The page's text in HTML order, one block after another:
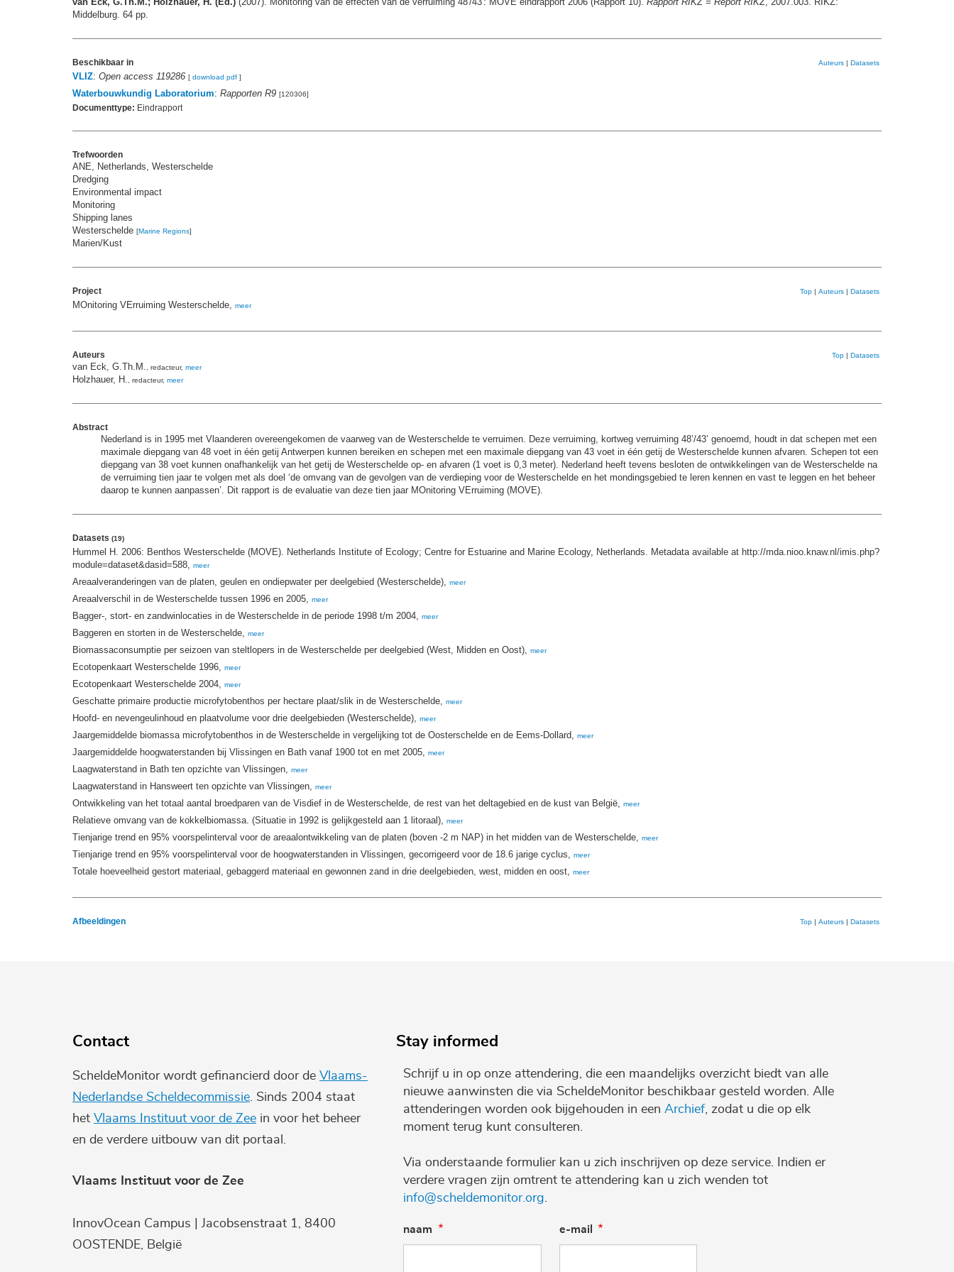
Middelburg. 64 pp.
Beschikbaar in Auteurs | Datasets
VLIZ: Open access 119286 [ download pdf ]
Waterbouwkundig Laboratorium: Rapporten R9 [120306]
Documenttype: Eindrapport
Trefwoorden
ANE, Netherlands, Westerschelde
Dredging
Environmental impact
Monitoring
Shipping lanes
Westerschelde [Marine Regions]
Marien/Kust
Project Top | Auteurs | Datasets
MOnitoring VErruiming Westerschelde, meer
Auteurs Top | Datasets
van Eck, G.Th.M., redacteur, meer
Holzhauer, H., redacteur, meer
Abstract
Nederland is in 1995 met Vlaanderen overeengekomen de vaarweg van de Westerschelde te verruimen. Deze verruiming, kortweg verruiming 48’/43’ genoemd, houdt in dat schepen met een
maximale diepgang van 48 voet in één getij Antwerpen kunnen bereiken en schepen met een maximale diepgang van 43 voet in één getij de Westerschelde kunnen afvaren. Schepen tot een
diepgang van 38 voet kunnen onafhankelijk van het getij de Westerschelde op- en afvaren (1 voet is 0,3 meter). Nederland heeft tevens besloten de ontwikkelingen van de Westerschelde na
de verruiming tien jaar te volgen met als doel ‘de omvang van de gevolgen van de verdieping voor de Westerschelde en het mondingsgebied te leren kennen en vast te leggen en het beheer
daarop te kunnen aanpassen’. Dit rapport is de evaluatie van deze tien jaar MOnitoring VErruiming (MOVE).
Datasets (19)
Hummel H. 2006: Benthos Westerschelde (MOVE). Netherlands Institute of Ecology; Centre for Estuarine and Marine Ecology, Netherlands. Metadata available at http://mda.nioo.knaw.nl/imis.php?
module=dataset&dasid=588, meer
Areaalveranderingen van de platen, geulen en ondiepwater per deelgebied (Westerschelde), meer
Areaalverschil in de Westerschelde tussen 1996 en 2005, meer
Bagger-, stort- en zandwinlocaties in de Westerschelde in de periode 1998 t/m 2004, meer
Baggeren en storten in de Westerschelde, meer
Biomassaconsumptie per seizoen van steltlopers in de Westerschelde per deelgebied (West, Midden en Oost), meer
Ecotopenkaart Westerschelde 1996, meer
Ecotopenkaart Westerschelde 2004, meer
Geschatte primaire productie microfytobenthos per hectare plaat/slik in de Westerschelde, meer
Hoofd- en nevengeulinhoud en plaatvolume voor drie deelgebieden (Westerschelde), meer
Jaargemiddelde biomassa microfytobenthos in de Westerschelde in vergelijking tot de Oosterschelde en de Eems-Dollard, meer
Jaargemiddelde hoogwaterstanden bij Vlissingen en Bath vanaf 1900 tot en met 2005, meer
Laagwaterstand in Bath ten opzichte van Vlissingen, meer
Laagwaterstand in Hansweert ten opzichte van Vlissingen, meer
Ontwikkeling van het totaal aantal broedparen van de Visdief in de Westerschelde, de rest van het deltagebied en de kust van België, meer
Relatieve omvang van de kokkelbiomassa. (Situatie in 1992 is gelijkgesteld aan 1 litoraal), meer
Tienjarige trend en 95% voorspelinterval voor de areaalontwikkeling van de platen (boven -2 m NAP) in het midden van de Westerschelde, meer
Tienjarige trend en 95% voorspelinterval voor de hoogwaterstanden in Vlissingen, gecorrigeerd voor de 18.6 jarige cyclus, meer
Totale hoeveelheid gestort materiaal, gebaggerd materiaal en gewonnen zand in drie deelgebieden, west, midden en oost, meer
Afbeeldingen Top | Auteurs | Datasets
Contact
ScheldeMonitor wordt gefinancierd door de Vlaams-
Nederlandse Scheldecommissie . Sinds 2004 staat
het Vlaams Instituut voor de Zee in voor het beheer
en de verdere uitbouw van dit portaal.
Vlaams Instituut voor de Zee
InnovOcean Campus | Jacobsenstraat 1, 8400
OOSTENDE, België
Stay informed
Schrijf u in op onze attendering, die een maandelijks overzicht biedt van alle
nieuwe aanwinsten die via ScheldeMonitor beschikbaar gesteld worden. Alle
attenderingen worden ook bijgehouden in een Archief , zodat u die op elk
moment terug kunt consulteren.
Via onderstaande formulier kan u zich inschrijven op deze service. Indien er
verdere vragen zijn omtrent te attendering kan u zich wenden tot
info@scheldemonitor.org
naam e-mail